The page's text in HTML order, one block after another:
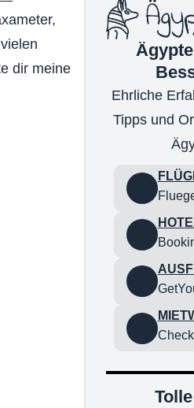
dir meine
Ehrliche
Tipps und